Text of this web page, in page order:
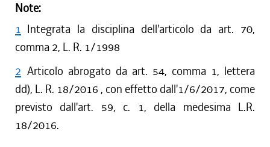
Note:
1 Integrata la disciplina dell'articolo da art. 70,
comma 2, L. R. 1/1998
2 Articolo abrogato da art. 54, comma 1, lettera
dd), L. R. 18/2016 , con effetto dall'1/6/2017, come
previsto dall'art. 59, c. 1, della medesima L.R.
18/2016.